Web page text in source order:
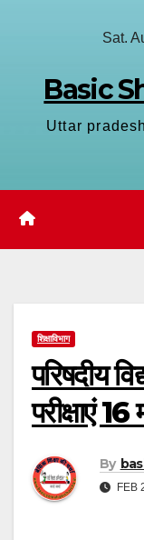
Sat.
Basic
Uttar
शिक्षाविभाग
परिषदीय
परीक्षाएं 16
By
FEB